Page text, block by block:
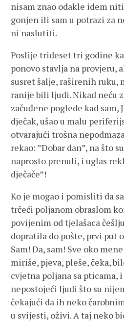
nisam znao odakle idem
gonjen ili sam u potrazi za
ni naslutiti.
Poslije trideset tri godine
ponovo stavlja na provjeru,
susret šalje, raširenih ruku,
ranije bili ljudi. Nikad neću
začuđene poglede kad sam,
dječak, ušao u malu
otvarajući trošna
rekao: ”Dobar dan”, na što
naprosto prenuli, i uglas
dječače”!
Ko je mogao i pomisliti da
trčeći poljanom obraslom
povijenim od tjelašaca
dopratila do pošte, prvi put
Sam! Da, sam! Sve oko
miriše, pjeva, pleše, čeka,
cvjetna poljana sa pticama,
nepostojeći ljudi što su
čekajući da ih neko
u svijesti, oživi. A taj neko